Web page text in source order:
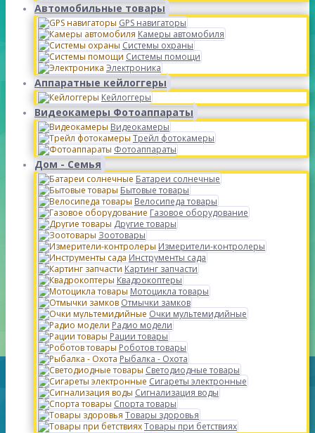
Автомобильные товары
GPS навигаторы
Камеры автомобиля
Системы охраны
Системы помощи
Электроника
Аппаратные кейлоггеры
Кейлоггеры
Видеокамеры Фотоаппараты
Видеокамеры
Трейл фотокамеры
Фотоаппараты
Дом - Семья
Батареи солнечные
Бытовые товары
Велосипеда товары
Газовое оборудование
Другие товары
Зоотовары
Измерители-контролеры
Инструменты сада
Картинг запчасти
Квадрокоптеры
Мотоцикла товары
Отмычки замков
Очки мультемидийные
Радио модели
Рации товары
Роботов товары
Рыбалка - Охота
Светодиодные товары
Сигареты электронные
Сигнализация воды
Спорта товары
Товары здоровья
Товары при бетствиях